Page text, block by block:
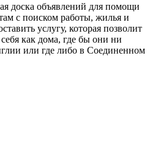
доска объявлений для помощи
с поиском работы, жилья и
услугу, которая позволит
как дома, где бы они ни
или где либо в Соединенном